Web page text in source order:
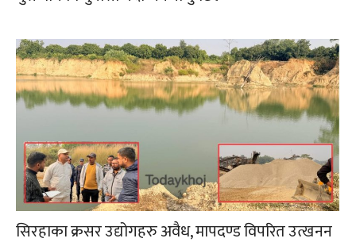
सिरहाका क्रसर उद्योगहरु अवैध, मापदण्ड विपरित उत्खनन